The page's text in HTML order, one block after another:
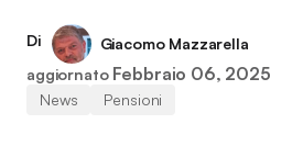
Di
Giacomo Mazzarella
aggiornato Febbraio 06, 2025
News Pensioni